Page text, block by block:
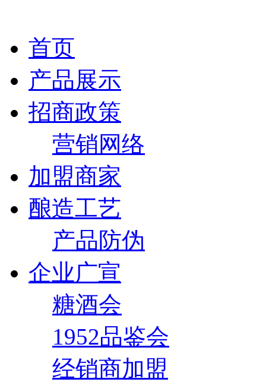
首页
产品展示
招商政策
营销网络
加盟商家
酿造工艺
产品防伪
企业广宣
糖酒会
1952品鉴会
经销商加盟